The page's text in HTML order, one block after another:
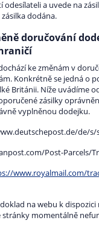
odesílateli a uvede na
dodána.
doručování
ke změnám v
Konkrétně se jedná o
Británii. Níže uvádíme
zásilky
vyplněnou dodejku.
de/
Post-Parcels/
www.royalmail.com/
na webu k
stránky momentálně